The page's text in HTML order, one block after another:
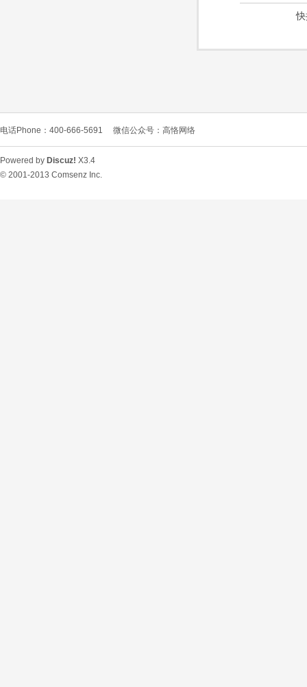
电话Phone：400-666-5691 微信公众号：高恪网络
Powered by Discuz! X3.4
© 2001-2013 Comsenz Inc.